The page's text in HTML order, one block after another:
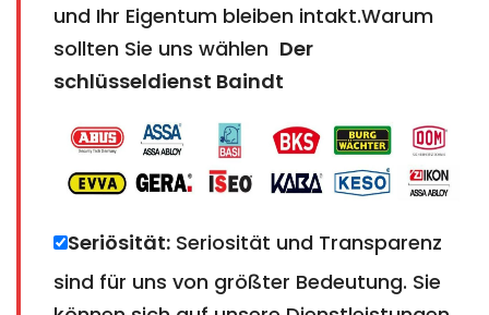
und Ihr Eigentum bleiben intakt.Warum
sollten Sie uns wählen Der
schlüsseldienst Baindt
Seriösität: Seriosität und Transparenz
sind für uns von größter Bedeutung. Sie